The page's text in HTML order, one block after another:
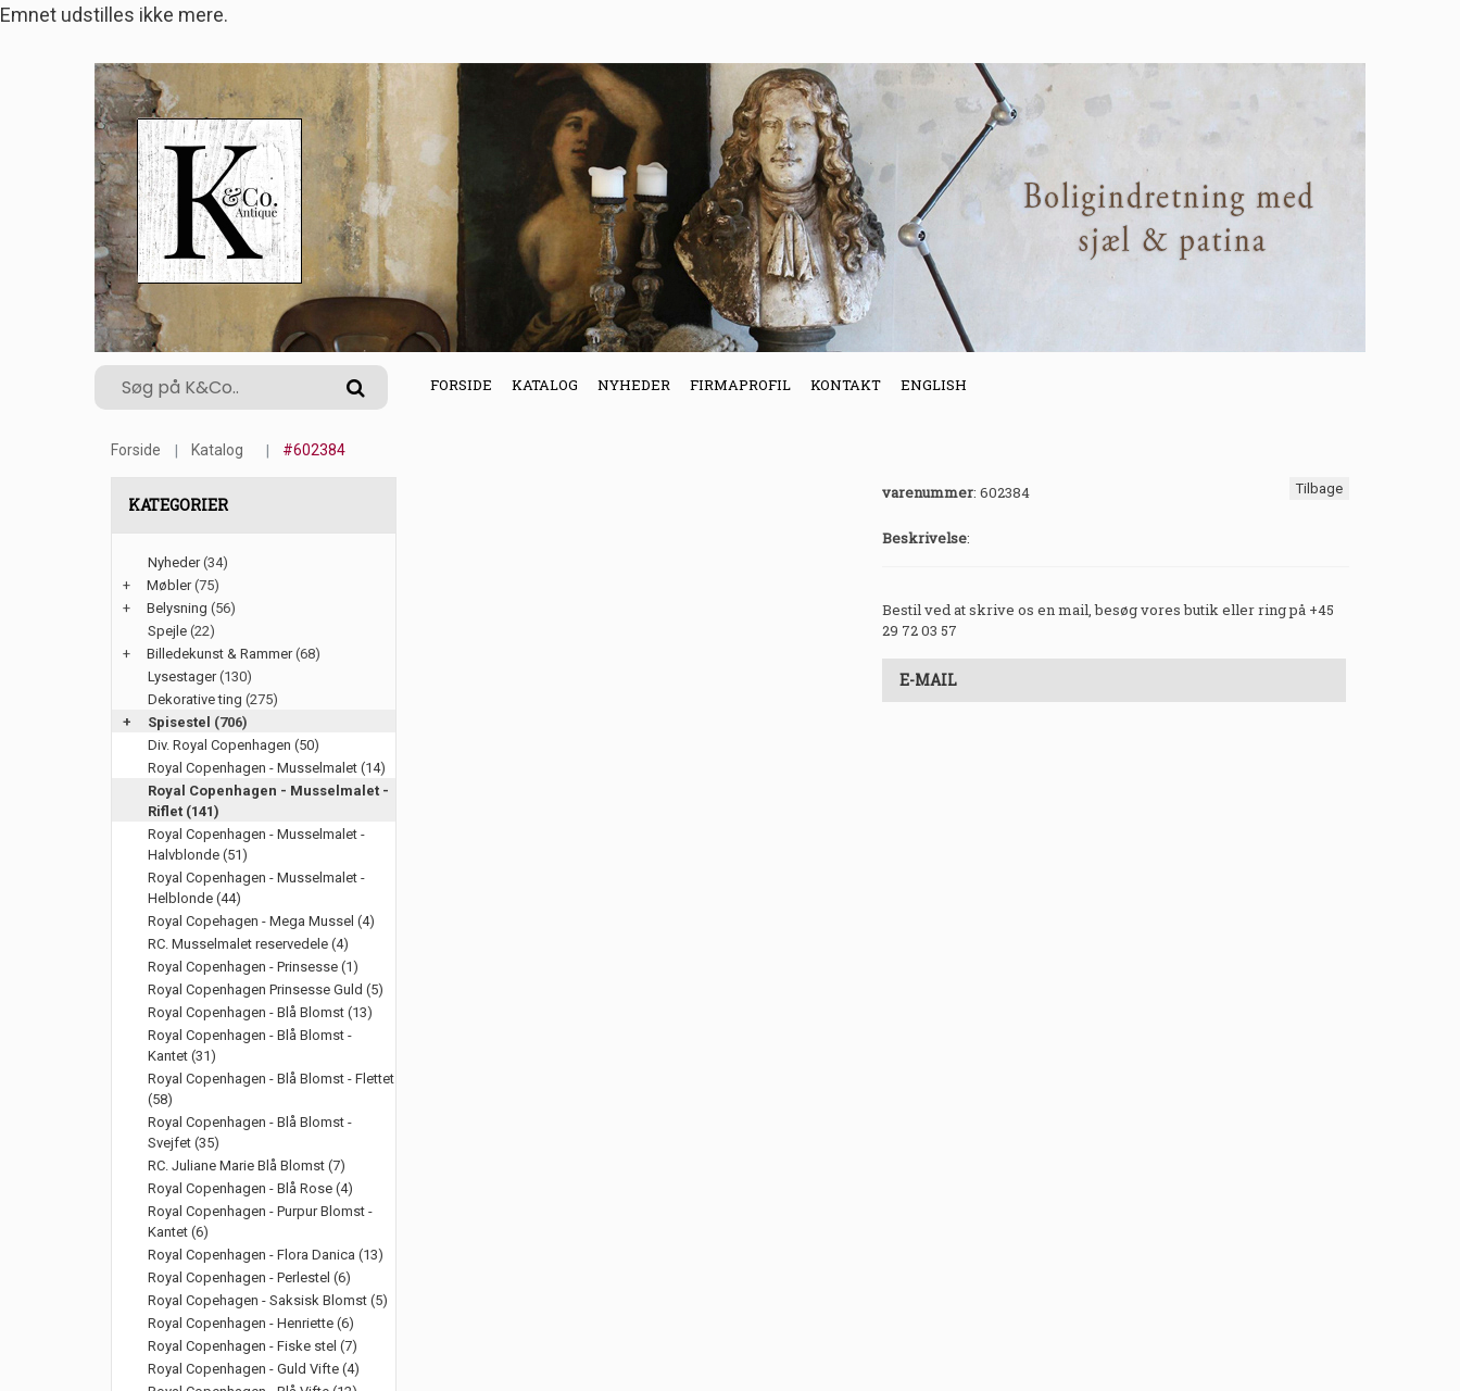
Emnet udstilles ikke mere.
FORSIDE KATALOG NYHEDER FIRMAPROFIL KONTAKT ENGLISH
Forside Katalog #602384
KATEGORIER
Nyheder(34)
+
Møbler(75)
+
Belysning (56)
Spejle (22)
+
Billedekunst & Rammer(68)
Lysestager(130)
Dekorative ting (275)
+
Spisestel (706)
Div. Royal Copenhagen (50)
Royal Copenhagen - Musselmalet (14)
Royal Copenhagen - Musselmalet -
Riflet (141)
Royal Copenhagen - Musselmalet -
Halvblonde (51)
Royal Copenhagen - Musselmalet -
Helblonde (44)
Royal Copehagen - Mega Mussel (4)
RC. Musselmalet reservedele (4)
Royal Copenhagen - Prinsesse (1)
Royal Copenhagen Prinsesse Guld (5)
Royal Copenhagen - Blå Blomst (13)
Royal Copenhagen - Blå Blomst -
Kantet (31)
Royal Copenhagen - Blå Blomst - Flettet
(58)
Royal Copenhagen - Blå Blomst -
Svejfet (35)
RC. Juliane Marie Blå Blomst (7)
Royal Copenhagen - Blå Rose (4)
Royal Copenhagen - Purpur Blomst -
Kantet (6)
Royal Copenhagen - Flora Danica (13)
Royal Copenhagen - Perlestel (6)
Royal Copehagen - Saksisk Blomst (5)
Royal Copenhagen - Henriette (6)
Royal Copenhagen - Fiske stel (7)
Royal Copenhagen - Guld Vifte (4)
Tilbage
varenummer: 602384
Beskrivelse:
Bestil ved at skrive os en mail, besøg vores butik eller ring på +45
29 72 03 57
E-MAIL